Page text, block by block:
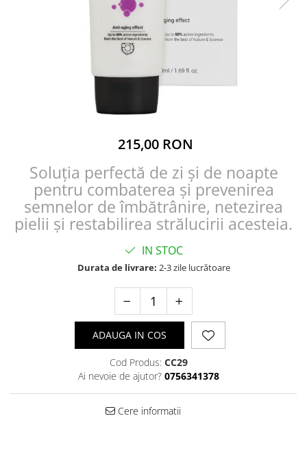
215,00 RON
Soluția perfectă de zi și de noapte
pentru combaterea și prevenirea
semnelor de îmbătrânire, netezirea
pielii și restabilirea strălucirii acesteia.
IN STOC
Durata de livrare: 2-3 zile lucrătoare
ADAUGA IN COS
Cod Produs: CC29
Ai nevoie de ajutor? 0756341378
Cere informatii